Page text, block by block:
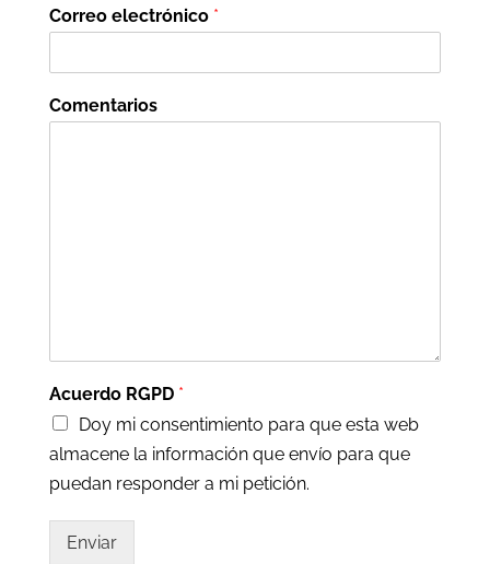
Correo electrónico *
Comentarios
Acuerdo RGPD *
Doy mi consentimiento para que esta web
almacene la información que envío para que
puedan responder a mi petición.
Enviar